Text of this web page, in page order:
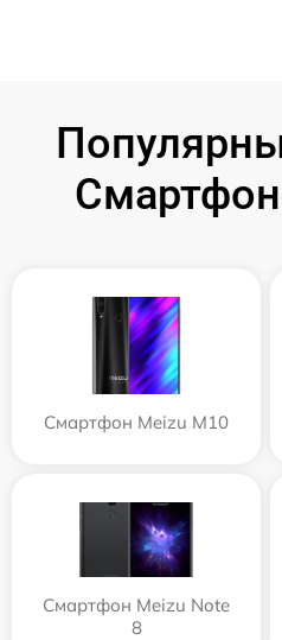
Смартфон Meizu M10
Смартфон Meizu Note
8